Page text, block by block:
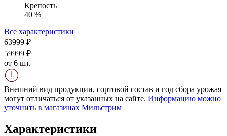
Крепость
40 %
Все характеристики
63999 ₽
59999 ₽
от 6 шт.
Внешний вид продукции, сортовой состав и год сбора урожая
могут отличаться от указанных на сайте. Информацию можно
уточнить в магазинах Мильстрим
Характеристики